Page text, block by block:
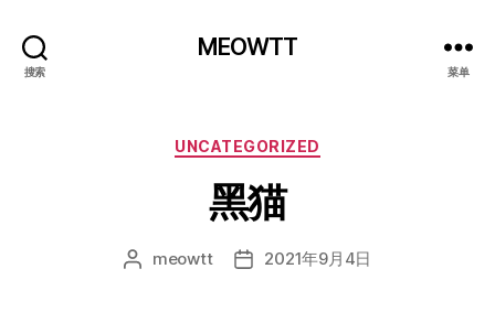
搜索
MEOWTT
菜单
分
UNCATEGORIZED
黑猫
文 meowtt
发 2021年9月4日